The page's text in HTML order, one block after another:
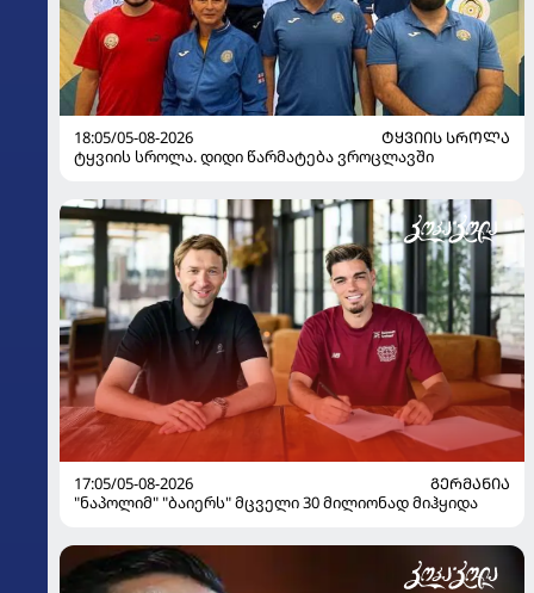
18:05/05-08-2026
ᲢᲧᲕᲘᲘᲡ ᲡᲠᲝᲚᲐ
ტყვიის სროლა. დიდი წარმატება ვროცლავში
17:05/05-08-2026
ᲒᲔᲠᲛᲐᲜᲘᲐ
"ნაპოლიმ" "ბაიერს" მცველი 30 მილიონად მიჰყიდა